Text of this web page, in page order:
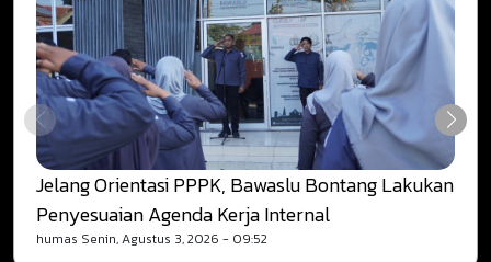
Jelang Orientasi PPPK, Bawaslu Bontang Lakukan
Penyesuaian Agenda Kerja Internal
humas Senin, Agustus 3, 2026 - 09:52